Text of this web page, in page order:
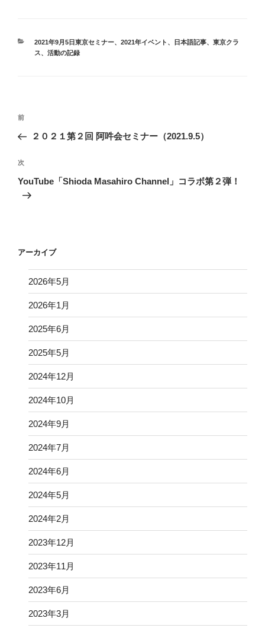
カ
テ
2021年9月5日東京セミナー、 2021年イベント 、 日本語記事、 東京クラ
ス、 活動の記録
投
ナ
ビ
ゲ
ー
前
の
稿
前
２０２１第２回 阿吽会セミナー（2021.9.5）
次
の
次
YouTube「Shioda Masahiro Channel」コラボ第２弾！
アーカイブ
2026年5月
2026年1月
2025年6月
2025年5月
2024年12月
2024年10月
2024年9月
2024年7月
2024年6月
2024年5月
2024年2月
2023年12月
2023年11月
2023年6月
2023年3月